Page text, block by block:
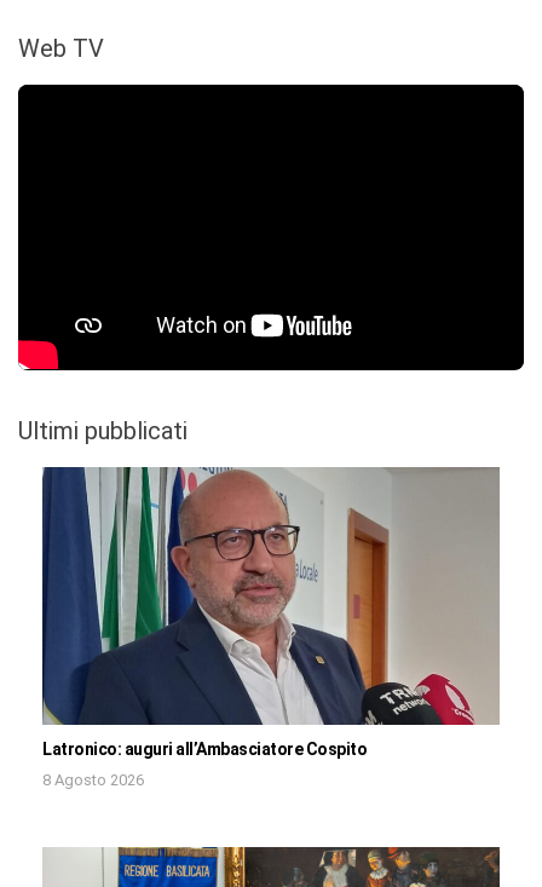
Web TV
Ultimi pubblicati
Latronico: auguri all’Ambasciatore Cospito
8 Agosto 2026